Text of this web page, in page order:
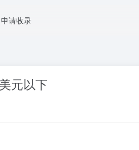
申请收录
元以下